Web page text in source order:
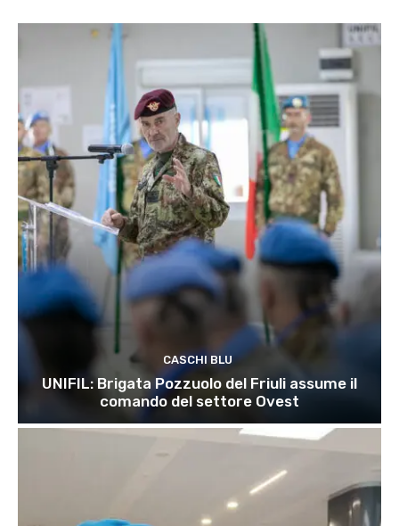
CASCHI BLU
UNIFIL: Brigata Pozzuolo del Friuli assume il
comando del settore Ovest